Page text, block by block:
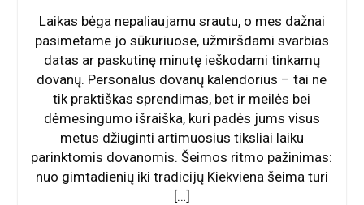
Laikas bėga nepaliaujamu srautu, o mes dažnai
pasimetame jo sūkuriuose, užmiršdami svarbias
datas ar paskutinę minutę ieškodami tinkamų
dovanų. Personalus dovanų kalendorius – tai ne
tik praktiškas sprendimas, bet ir meilės bei
dėmesingumo išraiška, kuri padės jums visus
metus džiuginti artimuosius tiksliai laiku
parinktomis dovanomis. Šeimos ritmo pažinimas:
nuo gimtadienių iki tradicijų Kiekviena šeima turi
[…]